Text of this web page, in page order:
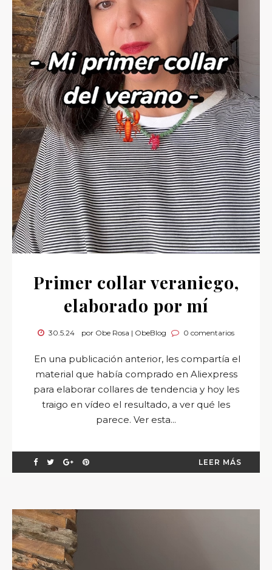
Primer collar veraniego,
elaborado por mí
30.5.24 por Obe Rosa | ObeBlog 0 comentarios
En una publicación anterior, les compartía el
material que había comprado en Aliexpress
para elaborar collares de tendencia y hoy les
traigo en vídeo el resultado, a ver qué les
parece. Ver esta...
LEER MÁS